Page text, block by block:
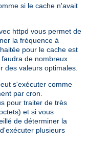
si le cache n'avait
httpd vous permet de
la fréquence à
pour le cache est
de nombreux
des valeurs optimales.
s'exécuter comme
par cron.
pour traiter de très
et si vous
de déterminer la
plusieurs